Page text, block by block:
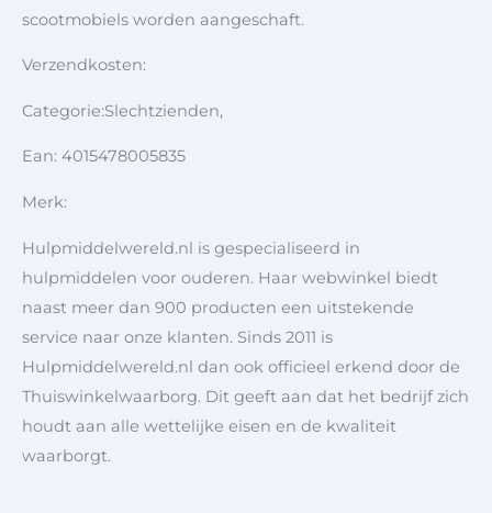
scootmobiels worden aangeschaft.
Verzendkosten:
Categorie:Slechtzienden,
Ean: 4015478005835
Merk:
Hulpmiddelwereld.nl is gespecialiseerd in
hulpmiddelen voor ouderen. Haar webwinkel biedt
naast meer dan 900 producten een uitstekende
service naar onze klanten. Sinds 2011 is
Hulpmiddelwereld.nl dan ook officieel erkend door de
Thuiswinkelwaarborg. Dit geeft aan dat het bedrijf zich
houdt aan alle wettelijke eisen en de kwaliteit
waarborgt.